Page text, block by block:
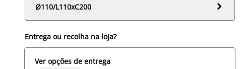
Ø110/L110xC200

Entrega ou recolha na loja?
Ver opções de entrega